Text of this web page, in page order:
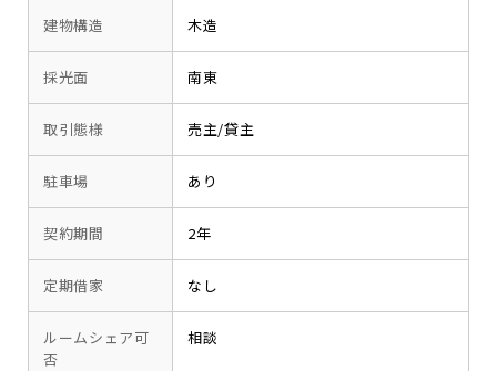
建物構造 木造
採光面 南東
取引態様 売主/貸主
駐車場 あり
契約期間 2年
定期借家 なし
ルームシェア可
否
相談